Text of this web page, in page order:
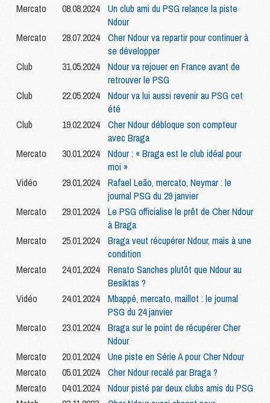
Mercato
08.08.2024
Un club ami du PSG relance la piste
Ndour
Mercato
28.07.2024
Cher Ndour va repartir pour continuer à
se développer
Club
31.05.2024
Ndour va rejouer en France avant de
retrouver le PSG
Club
22.05.2024
Ndour va lui aussi revenir au PSG cet
été
Club
19.02.2024
Cher Ndour débloque son compteur
avec Braga
Mercato
30.01.2024
Ndour : « Braga est le club idéal pour
moi »
Vidéo
29.01.2024
Rafael Leão, mercato, Neymar : le
journal PSG du 29 janvier
Mercato
29.01.2024
Le PSG officialise le prêt de Cher Ndour
à Braga
Mercato
25.01.2024
Braga veut récupérer Ndour, mais à une
condition
Mercato
24.01.2024
Renato Sanches plutôt que Ndour au
Besiktas ?
Vidéo
24.01.2024
Mbappé, mercato, maillot : le journal
PSG du 24 janvier
Mercato
23.01.2024
Braga sur le point de récupérer Cher
Ndour
Mercato
20.01.2024
Une piste en Série A pour Cher Ndour
Mercato
05.01.2024
Cher Ndour recalé par Braga ?
Mercato
04.01.2024
Ndour pisté par deux clubs amis du PSG